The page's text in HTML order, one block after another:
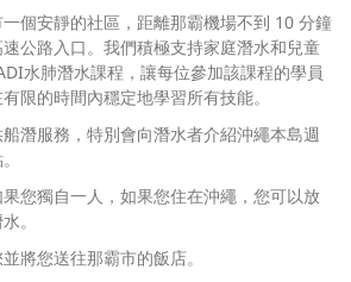
個安靜的社區，距離那霸機場不到 10 分鐘
公路入口。我們積極支持家庭潛水和兒童
水肺潛水課程，讓每位參加該課程的學員
限的時間內穩定地學習所有技能。
潛服務，特別會向潛水者介紹沖繩本島週
您獨自一人，如果您住在沖繩，您可以放
。
將您送往那霸市的飯店。